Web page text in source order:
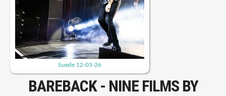
Suede 12-03-26
BAREBACK - NINE FILMS BY